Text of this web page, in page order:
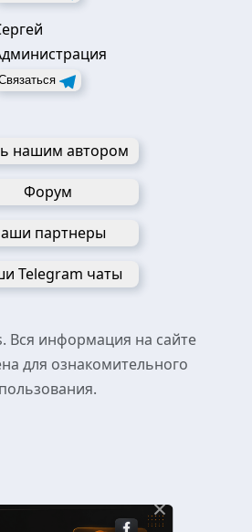
нашим автором
Форум
партнеры
Telegram чаты
Вся информация на сайте
для ознакомительного
пользования.
×